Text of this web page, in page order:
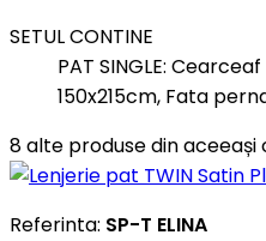
SETUL CONTINE
PAT SINGLE:
150x215cm, Fata
8 alte produse din aceeași
Referinta: SP-T ELINA